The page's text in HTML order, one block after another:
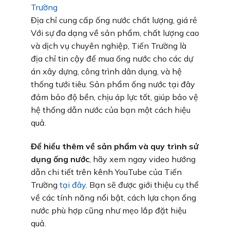
Trường
Địa chỉ cung cấp ống nước chất lượng, giá rẻ
Với sự đa dạng về sản phẩm, chất lượng cao
và dịch vụ chuyên nghiệp, Tiến Trường là
địa chỉ tin cậy để mua ống nước cho các dự
án xây dựng, công trình dân dụng, và hệ
thống tưới tiêu. Sản phẩm ống nước tại đây
đảm bảo độ bền, chịu áp lực tốt, giúp bảo vệ
hệ thống dẫn nước của bạn một cách hiệu
quả.
Để hiểu thêm về sản phẩm và quy trình sử
dụng ống nước , hãy xem ngay video hướng
dẫn chi tiết trên kênh YouTube của Tiến
Trường tại đây. Bạn sẽ được giới thiệu cụ thể
về các tính năng nổi bật, cách lựa chọn ống
nước phù hợp cũng như mẹo lắp đặt hiệu
quả.